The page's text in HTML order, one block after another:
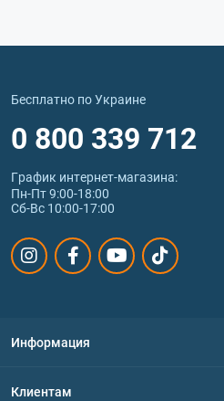
Бесплатно по Украине
0 800 339 712
График интернет‑магазина:
Пн-Пт 9:00-18:00
Сб-Вс 10:00-17:00
Информация
Клиентам